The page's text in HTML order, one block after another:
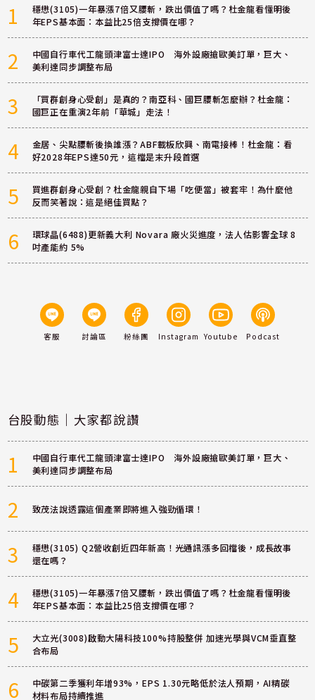
1
穩懋(3105)一年暴漲7倍又腰斬，跌出價值了嗎？杜金龍看懂明後
年EPS基本面：本益比25倍支撐價在哪？
2
中國自行車代工龍頭津富士達IPO 海外設廠搶歐美訂單，巨大、
美利達同步調整布局
3
「買群創身心受創」是真的？南亞科、國巨腰斬怎麼辦？杜金龍：
國巨正在重演2年前「華城」走法！
4
金居、尖點腰斬後換誰漲？ABF載板欣興、南電接棒！杜金龍：看
好2028年EPS達50元，這檔是末升段首選
5
買進群創身心受創？杜金龍親自下場「吃便當」被套牢！為什麼他
反而笑著說：這是絕佳買點？
6
環球晶(6488)更新義大利 Novara 廠火災進度，法人估影響全球 8
吋產能約 5%
客服 討論區 粉絲團 Instagram Youtube Podcast
台股動態｜大家都說讚
1
中國自行車代工龍頭津富士達IPO 海外設廠搶歐美訂單，巨大、
美利達同步調整布局
2 致茂法說透露這個產業即將進入強勁循環！
3
穩懋(3105) Q2營收創近四年新高！光通訊漲多回檔後，成長故事
還在嗎？
4
穩懋(3105)一年暴漲7倍又腰斬，跌出價值了嗎？杜金龍看懂明後
年EPS基本面：本益比25倍支撐價在哪？
5
大立光(3008)啟動大陽科技100%持股整併 加速光學與VCM垂直整
合布局
6
中碳第二季獲利年增93%，EPS 1.30元略低於法人預期，AI精碳
材料布局持續推進